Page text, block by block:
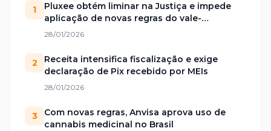
1
Pluxee obtém liminar na Justiça e impede
aplicação de novas regras do vale-
alimentação
28/01/2026
2
Receita intensifica fiscalização e exige
declaração de Pix recebido por MEIs
28/01/2026
3
Com novas regras, Anvisa aprova uso de
cannabis medicinal no Brasil